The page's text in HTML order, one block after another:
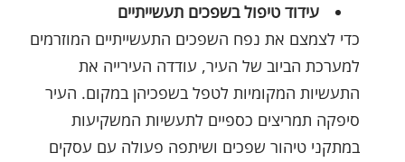
עידוד טיפול בשפכים תעשייתיים
כדי לצמצם את נפח השפכים התעשייתיים המוזרמים
למערכת הביוב של העיר, עודדה העירייה את
התעשיות המקומיות לטפל בשפכיהן במקום. העיר
סיפקה תמריצים כספיים לתעשיות המשקיעות
במתקני טיהור שפכים ושיתפה פעולה עם עסקים